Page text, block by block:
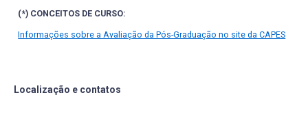
(*) CONCEITOS DE CURSO:
Informações sobre a Avaliação da Pós-Graduação no site da CAPES
Localização e contatos